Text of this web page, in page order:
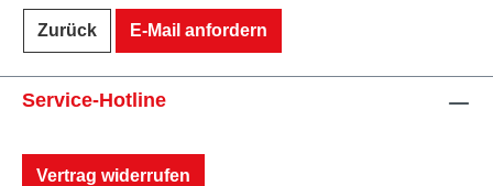
Zurück E-Mail anfordern
Service-Hotline
Vertrag widerrufen